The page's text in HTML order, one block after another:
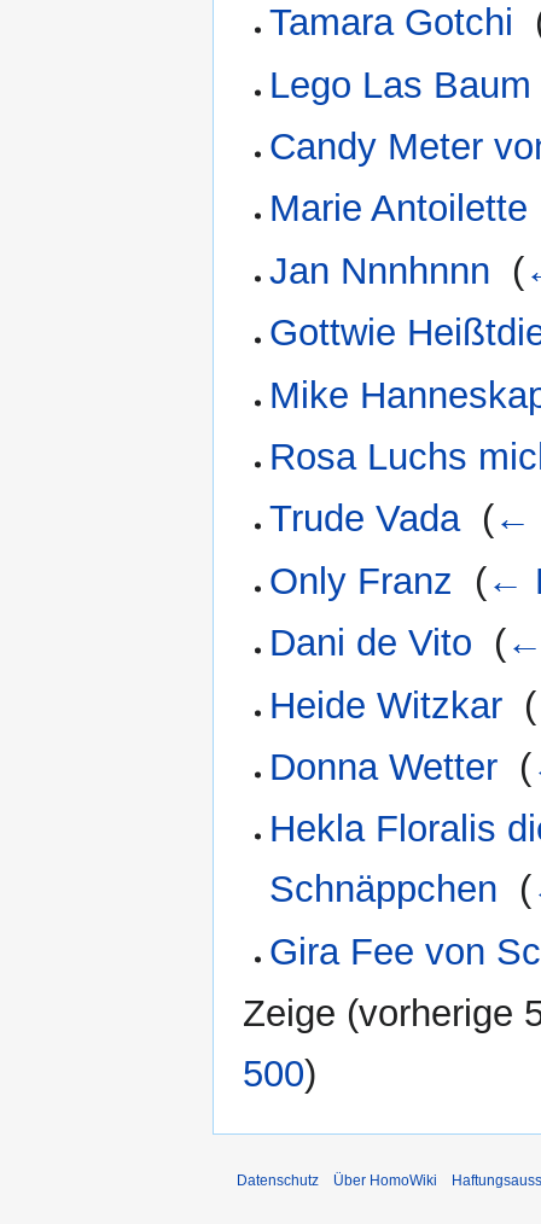
Tamara Gotchi
Lego Las Baum
Candy Meter
Marie Antoilette
Jan Nnnhnnn (
Gottwie
Mike
Rosa Luchs
Trude Vada‎ (←
Only Franz
(←
Dani de Vito (
Heide Witzkar (
Donna Wetter (
Hekla Floralis
Schnäppchen (
Gira Fee von
Zeige (vorherige
500)
Datenschutz Über HomoWiki